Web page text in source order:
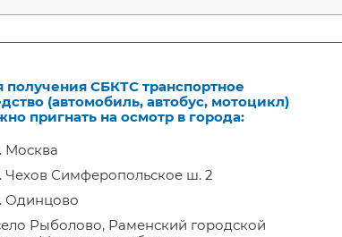
получения СБКТС транспортное
(автомобиль, автобус, мотоцикл)
пригнать на осмотр в города:
Москва
Чехов Симферопольское ш. 2
Одинцово
Рыболово, Раменский городской